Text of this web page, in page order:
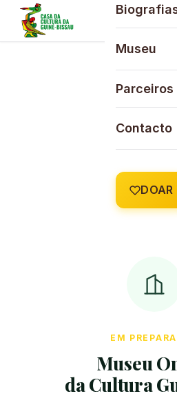
Saltar para o conteúdo
Museu
Parceiros
Contacto
DOAR
EM
Museu
da Cultura